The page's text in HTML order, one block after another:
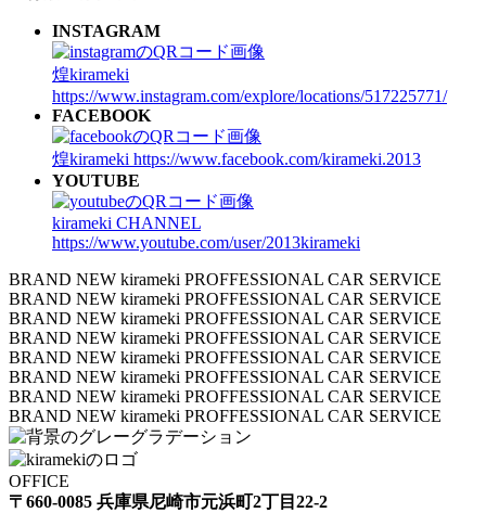
INSTAGRAM
煌kirameki
https://www.instagram.com/explore/locations/517225771/
FACEBOOK
煌kirameki https://www.facebook.com/kirameki.2013
YOUTUBE
kirameki CHANNEL
https://www.youtube.com/user/2013kirameki
BRAND NEW kirameki PROFFESSIONAL CAR SERVICE
BRAND NEW kirameki PROFFESSIONAL CAR SERVICE
BRAND NEW kirameki PROFFESSIONAL CAR SERVICE
BRAND NEW kirameki PROFFESSIONAL CAR SERVICE
BRAND NEW kirameki PROFFESSIONAL CAR SERVICE
BRAND NEW kirameki PROFFESSIONAL CAR SERVICE
BRAND NEW kirameki PROFFESSIONAL CAR SERVICE
BRAND NEW kirameki PROFFESSIONAL CAR SERVICE
OFFICE
〒660-0085 兵庫県尼崎市元浜町2丁目22-2